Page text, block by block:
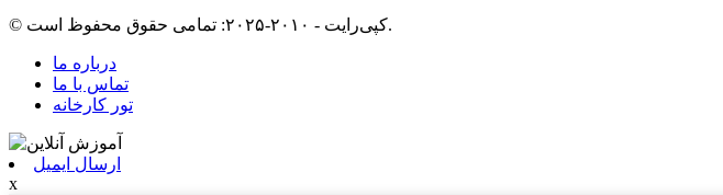
© کپی‌رایت - ۲۰۱۰-۲۰۲۵: تمامی حقوق محفوظ است.
درباره ما
تماس با ما
تور کارخانه
ارسال ایمیل
x